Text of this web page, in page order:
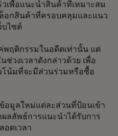
วเพื่อแนะนำสินค้าที่เหมาะสม
อกสินค้าที่ครอบคลุมและแนว
บไซต์
พฤติกรรมในอดีตเท่านั้น แต่
ช่วงเวลาดังกล่าวด้วย เพื่อ
น้มที่จะมีส่วนร่วมหรือซื้อ
ข้อมูลใหม่แต่ละส่วนที่ป้อนเข้า
ผลลัพธ์การแนะนำได้รับการ
อดเวลา